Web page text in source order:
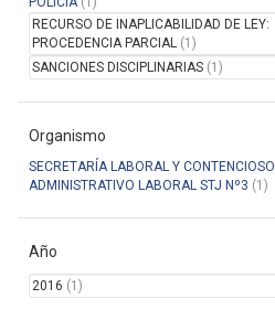
RECURSO DE INAPLICABILIDAD DE LEY:
PROCEDENCIA PARCIAL (1)
SANCIONES DISCIPLINARIAS (1)
Organismo
SECRETARÍA LABORAL Y CONTENCIOSO
ADMINISTRATIVO LABORAL STJ Nº3 (1)
Año
2016 (1)